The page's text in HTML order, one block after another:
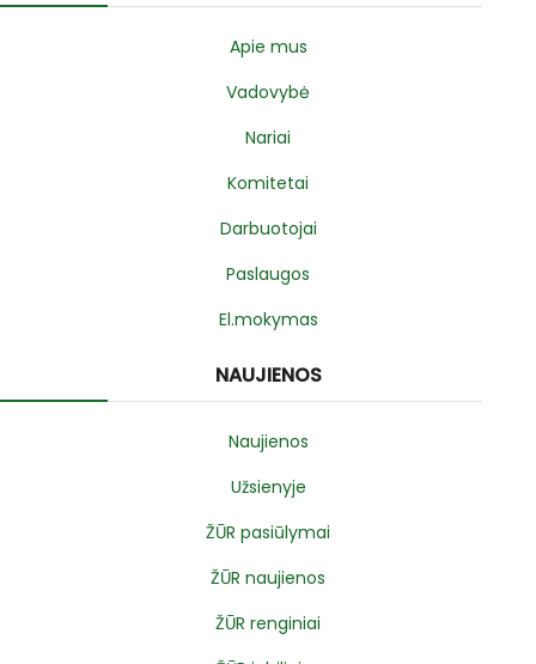
Apie mus
Vadovybė
Nariai
Komitetai
Darbuotojai
Paslaugos
El.mokymas
NAUJIENOS
Naujienos
Užsienyje
ŽŪR pasiūlymai
ŽŪR naujienos
ŽŪR renginiai